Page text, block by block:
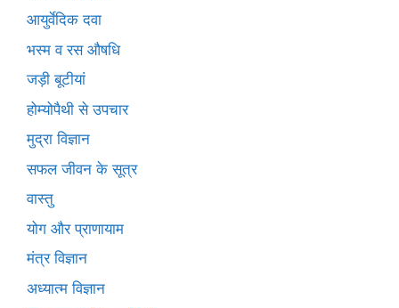
आयुर्वेदिक दवा
भस्म व रस औषधि
जड़ी बूटीयां
होम्योपैथी से उपचार
मुद्रा विज्ञान
सफल जीवन के सूत्र
वास्तु
योग और प्राणायाम
मंत्र विज्ञान
अध्यात्म विज्ञान